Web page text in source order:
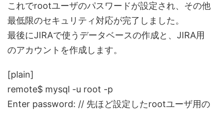
これでrootユーザのパスワードが設定され、その他
最低限のセキュリティ対応が完了しました。
最後にJIRAで使うデータベースの作成と、JIRA用
のアカウントを作成します。
[plain]
remote$ mysql -u root -p
Enter password: // 先ほど設定したrootユーザ用の